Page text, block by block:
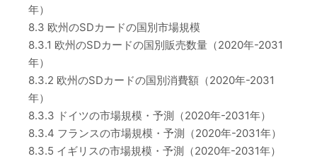
年）
8.3 欧州のSDカードの国別市場規模
8.3.1 欧州のSDカードの国別販売数量（2020年-2031
年）
8.3.2 欧州のSDカードの国別消費額（2020年-2031
年）
8.3.3 ドイツの市場規模・予測（2020年-2031年）
8.3.4 フランスの市場規模・予測（2020年-2031年）
8.3.5 イギリスの市場規模・予測（2020年-2031年）